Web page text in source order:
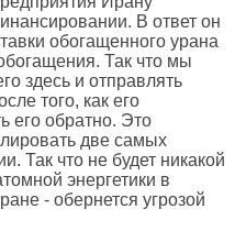
В ответ он
обогащенного урана
Так что мы
здесь и отправлять
того, как его
его обратно. Это
две самых
Так что не будет никакой
энергетики в
- обернется угрозой